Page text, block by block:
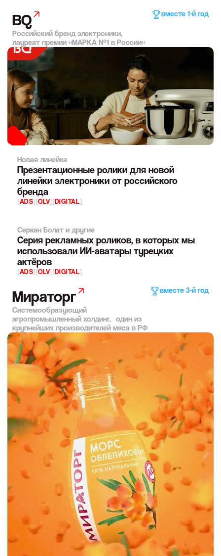
BQ
Российский бренд электроники,
лауреат премии «МАРКА №1 в России»
вместе 1-й год
Новая линейка
Презентационные ролики для новой
линейки электроники от российского
бренда
[ADS][OLV][DIGITAL]
Серкан Болат и другие
Серия рекламных роликов, в которых мы
использовали ИИ-аватары турецких
актёров
[ADS][OLV][DIGITAL]
Мираторг
Системообразующий
агропромышленный холдинг, один из
крупнейших производителей мяса в РФ
вместе 3-й год